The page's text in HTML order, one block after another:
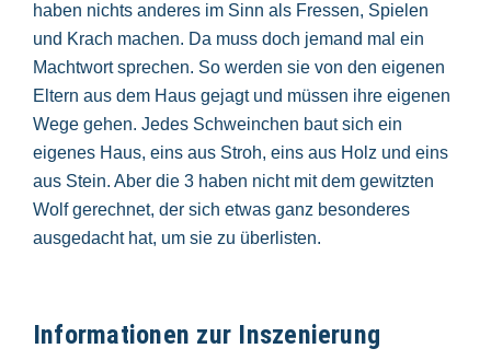
haben nichts anderes im Sinn als Fressen, Spielen
und Krach machen. Da muss doch jemand mal ein
Machtwort sprechen. So werden sie von den eigenen
Eltern aus dem Haus gejagt und müssen ihre eigenen
Wege gehen. Jedes Schweinchen baut sich ein
eigenes Haus, eins aus Stroh, eins aus Holz und eins
aus Stein. Aber die 3 haben nicht mit dem gewitzten
Wolf gerechnet, der sich etwas ganz besonderes
ausgedacht hat, um sie zu überlisten.
Informationen zur Inszenierung